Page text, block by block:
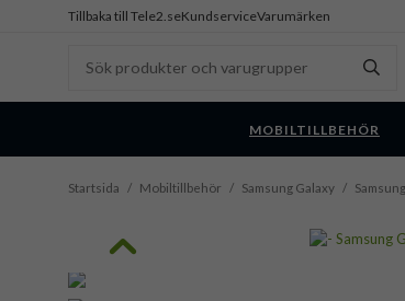
Tillbaka till Tele2.seKundserviceVarumärken
MOBILTILLBEHÖR
Startsida / Mobiltillbehör / Samsung Galaxy /